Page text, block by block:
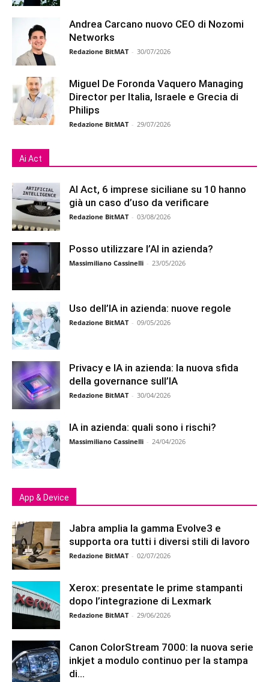
Andrea Carcano nuovo CEO di Nozomi
Networks
Redazione BitMAT - 30/07/2026
Miguel De Foronda Vaquero Managing
Director per Italia, Israele e Grecia di
Philips
Redazione BitMAT - 29/07/2026
Ai Act
AI Act, 6 imprese siciliane su 10 hanno
già un caso d’uso da verificare
Redazione BitMAT - 03/08/2026
Posso utilizzare l’AI in azienda?
Massimiliano Cassinelli - 23/05/2026
Uso dell’IA in azienda: nuove regole
Redazione BitMAT - 09/05/2026
Privacy e IA in azienda: la nuova sfida
della governance sull’IA
Redazione BitMAT - 30/04/2026
IA in azienda: quali sono i rischi?
Massimiliano Cassinelli - 24/04/2026
App & Device
Jabra amplia la gamma Evolve3 e
supporta ora tutti i diversi stili di lavoro
Redazione BitMAT - 02/07/2026
Xerox: presentate le prime stampanti
dopo l’integrazione di Lexmark
Redazione BitMAT - 29/06/2026
Canon ColorStream 7000: la nuova serie
inkjet a modulo continuo per la stampa
di...